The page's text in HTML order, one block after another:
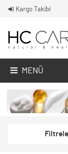
Kargo Takibi
MENÜ
Filtrele